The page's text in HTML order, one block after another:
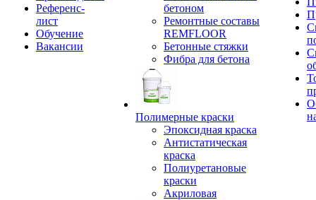
Референс-
лист
Обучение
Вакансии
бетоном
Ремонтные составы
REMFLOOR
Бетонные стяжки
Фибра для бетона
Полимерные краски
Эпоксидная краска
Антистатическая
краска
Полиуретановые
краски
Акриловая